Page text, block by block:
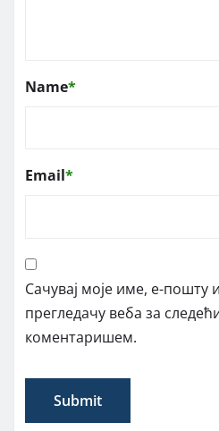
Name*
Email*
Сачувај моје име, е-пошту
прегледачу веба за
коментаришем.